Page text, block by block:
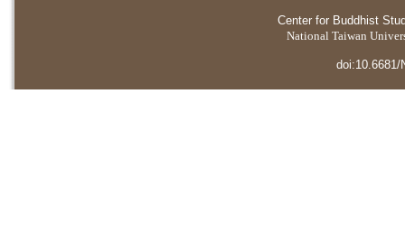
Center for Buddhist
National Taiwan
doi:10.6681/